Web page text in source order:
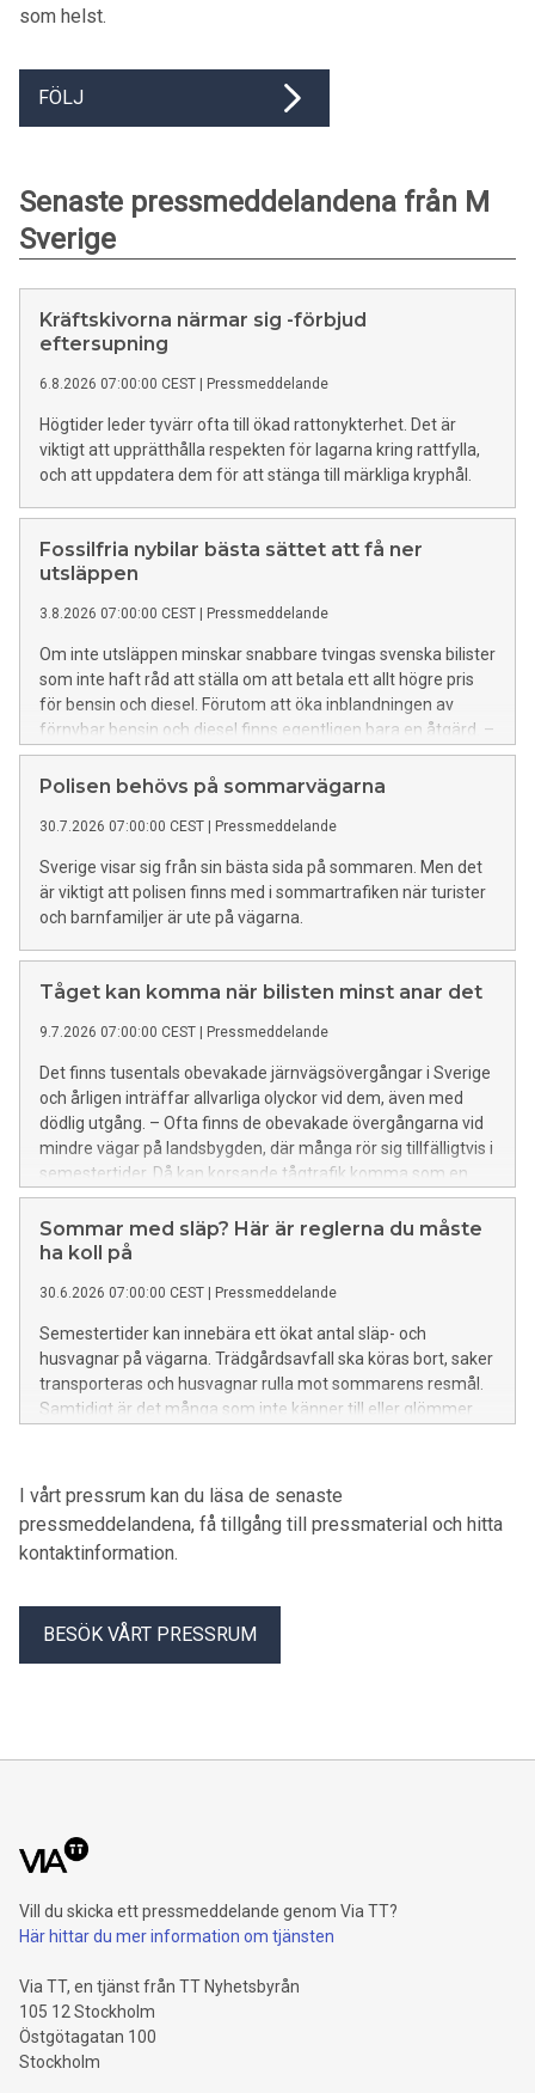
som helst.
FÖLJ
Senaste pressmeddelandena från M
Sverige
Kräftskivorna närmar sig -förbjud
eftersupning
6.8.2026 07:00:00 CEST Pressmeddelande
Högtider leder tyvärr ofta till ökad rattonykterhet. Det är
viktigt att upprätthålla respekten för lagarna kring rattfylla,
och att uppdatera dem för att stänga till märkliga kryphål.
Fossilfria nybilar bästa sättet att få ner
utsläppen
3.8.2026 07:00:00 CEST Pressmeddelande
Om inte utsläppen minskar snabbare tvingas svenska bilister
som inte haft råd att ställa om att betala ett allt högre pris
för bensin och diesel. Förutom att öka inblandningen av
förnybar bensin och diesel finns egentligen bara en åtgärd. –
Nya bilar borde inte behöva fossila drivmedel, det menar
Carl-Erik Stjernvall, hållbarhetsansvarig på Riksförbundet M
Polisen behövs på sommarvägarna
30.7.2026 07:00:00 CEST Pressmeddelande
Sverige visar sig från sin bästa sida på sommaren. Men det
är viktigt att polisen finns med i sommartrafiken när turister
och barnfamiljer är ute på vägarna.
Tåget kan komma när bilisten minst anar det
9.7.2026 07:00:00 CEST Pressmeddelande
Det finns tusentals obevakade järnvägsövergångar i Sverige
och årligen inträffar allvarliga olyckor vid dem, även med
dödlig utgång. – Ofta finns de obevakade övergångarna vid
mindre vägar på landsbygden, där många rör sig tillfälligtvis i
semestertider. Då kan korsande tågtrafik komma som en
obehaglig överraskning, säger Heléne Lilja, vd på
Riksförbundet M Sverige.
Sommar med släp? Här är reglerna du måste
ha koll på
30.6.2026 07:00:00 CEST Pressmeddelande
Semestertider kan innebära ett ökat antal släp- och
husvagnar på vägarna. Trädgårdsavfall ska köras bort, saker
transporteras och husvagnar rulla mot sommarens resmål.
Samtidigt är det många som inte känner till eller glömmer
Sidenvall, trafiksäkerhetsexpert på Riksförbundet M Sverige.
I vårt pressrum kan du läsa de senaste
pressmeddelandena, få tillgång till pressmaterial och hitta
kontaktinformation.
BESÖK VÅRT PRESSRUM
Vill du skicka ett pressmeddelande genom Via TT?
Här hittar du mer information om tjänsten
Via TT, en tjänst från TT Nyhetsbyrån
105 12 Stockholm
Östgötagatan 100
Stockholm